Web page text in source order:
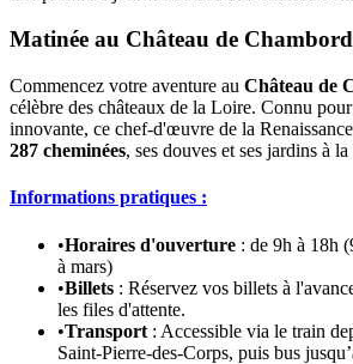
Matinée au Château de Chambord
Commencez votre aventure au Château de
célèbre des châteaux de la Loire. Connu
innovante, ce chef-d'œuvre de la
287 cheminées, ses douves et ses jardins à
Informations pratiques :
•Horaires d'ouverture : de 9h à 18h
à mars)
•Billets : Réservez vos billets à
les files d'attente.
•Transport : Accessible via le train
Saint-Pierre-des-Corps, puis bus